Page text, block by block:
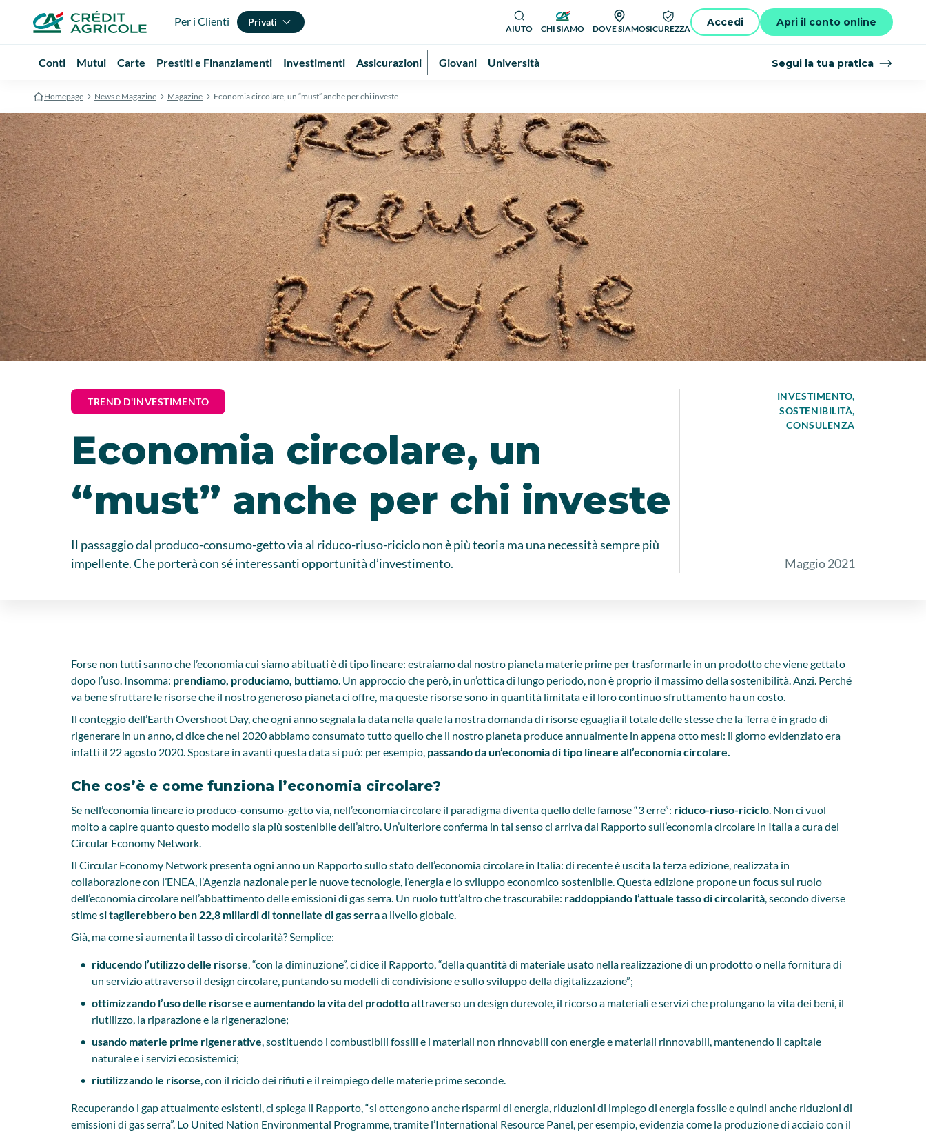
Per i Clienti Privati
AIUTO CHI SIAMO DOVE SIAMOSICUREZZA
Accedi Apri il conto online
Conti Mutui Carte Prestiti e Finanziamenti Investimenti Assicurazioni Giovani Università Segui la tua pratica
Homepage News e Magazine Magazine Economia circolare, un “must” anche per chi investe
TREND D'INVESTIMENTO
Economia circolare, un
“must” anche per chi investe
Il passaggio dal produco-consumo-getto via al riduco-riuso-riciclo non è più teoria ma una necessità sempre più
impellente. Che porterà con sé interessanti opportunità d’investimento.
INVESTIMENTO
SOSTENIBILITÀ
CONSULENZA
Maggio 2021
Forse non tutti sanno che l’economia cui siamo abituati è di tipo lineare: estraiamo dal nostro pianeta materie prime per trasformarle in un prodotto che viene gettato
dopo l’uso. Insomma: prendiamo, produciamo, buttiamo. Un approccio che però, in un’ottica di lungo periodo, non è proprio il massimo della sostenibilità. Anzi. Perché
va bene sfruttare le risorse che il nostro generoso pianeta ci offre, ma queste risorse sono in quantità limitata e il loro continuo sfruttamento ha un costo.
Il conteggio dell’Earth Overshoot Day, che ogni anno segnala la data nella quale la nostra domanda di risorse eguaglia il totale delle stesse che la Terra è in grado di
rigenerare in un anno, ci dice che nel 2020 abbiamo consumato tutto quello che il nostro pianeta produce annualmente in appena otto mesi: il giorno evidenziato era
infatti il 22 agosto 2020. Spostare in avanti questa data si può: per esempio, passando da un’economia di tipo lineare all’economia circolare.
Che cos’è e come funziona l’economia circolare?
Se nell’economia lineare io produco-consumo-getto via, nell’economia circolare il paradigma diventa quello delle famose “3 erre”: riduco-riuso-riciclo. Non ci vuol
molto a capire quanto questo modello sia più sostenibile dell’altro. Un’ulteriore conferma in tal senso ci arriva dal Rapporto sull’economia circolare in Italia a cura del
Circular Economy Network.
Il Circular Economy Network presenta ogni anno un Rapporto sullo stato dell’economia circolare in Italia: di recente è uscita la terza edizione, realizzata in
collaborazione con l’ENEA, l’Agenzia nazionale per le nuove tecnologie, l’energia e lo sviluppo economico sostenibile. Questa edizione propone un focus sul ruolo
dell’economia circolare nell’abbattimento delle emissioni di gas serra. Un ruolo tutt’altro che trascurabile: raddoppiando l’attuale tasso di circolarità, secondo diverse
stimesi taglierebbero ben 22,8 miliardi di tonnellate di gas serraa livello globale.
Già, ma come si aumenta il tasso di circolarità? Semplice:
riducendo l’utilizzo delle risorse, “con la diminuzione”, ci dice il Rapporto, “della quantità di materiale usato nella realizzazione di un prodotto o nella fornitura di
un servizio attraverso il design circolare, puntando su modelli di condivisione e sullo sviluppo della digitalizzazione”;
ottimizzando l’uso delle risorse e aumentando la vita del prodottoattraverso un design durevole, il ricorso a materiali e servizi che prolungano la vita dei beni, il
riutilizzo, la riparazione e la rigenerazione;
usando materie prime rigenerative, sostituendo i combustibili fossili e i materiali non rinnovabili con energie e materiali rinnovabili, mantenendo il capitale
naturale e i servizi ecosistemici;
riutilizzando le risorse, con il riciclo dei rifiuti e il reimpiego delle materie prime seconde.
Recuperando i gap attualmente esistenti, ci spiega il Rapporto, “si ottengono anche risparmi di energia, riduzioni di impiego di energia fossile e quindi anche riduzioni di
emissioni di gas serra”. Lo United Nation Environmental Programme, tramite l’International Resource Panel, per esempio, evidenzia come la produzione di acciaio con il